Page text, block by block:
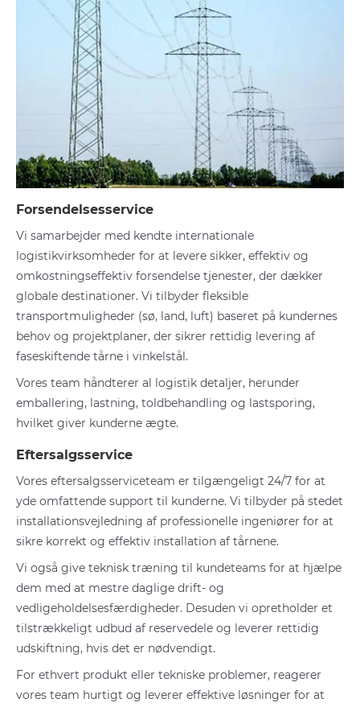
Forsendelsesservice
Vi samarbejder med kendte internationale
logistikvirksomheder for at levere sikker, effektiv og
omkostningseffektiv forsendelse tjenester, der dækker
globale destinationer. Vi tilbyder fleksible
transportmuligheder (sø, land, luft) baseret på kundernes
behov og projektplaner, der sikrer rettidig levering af
faseskiftende tårne i vinkelstål.
Vores team håndterer al logistik detaljer, herunder
emballering, lastning, toldbehandling og lastsporing,
hvilket giver kunderne ægte.
Eftersalgsservice
Vores eftersalgsserviceteam er tilgængeligt 24/7 for at
yde omfattende support til kunderne. Vi tilbyder på stedet
installationsvejledning af professionelle ingeniører for at
sikre korrekt og effektiv installation af tårnene.
Vi også give teknisk træning til kundeteams for at hjælpe
dem med at mestre daglige drift- og
vedligeholdelsesfærdigheder. Desuden vi opretholder et
tilstrækkeligt udbud af reservedele og leverer rettidig
udskiftning, hvis det er nødvendigt.
For ethvert produkt eller tekniske problemer, reagerer
vores team hurtigt og leverer effektive løsninger for at